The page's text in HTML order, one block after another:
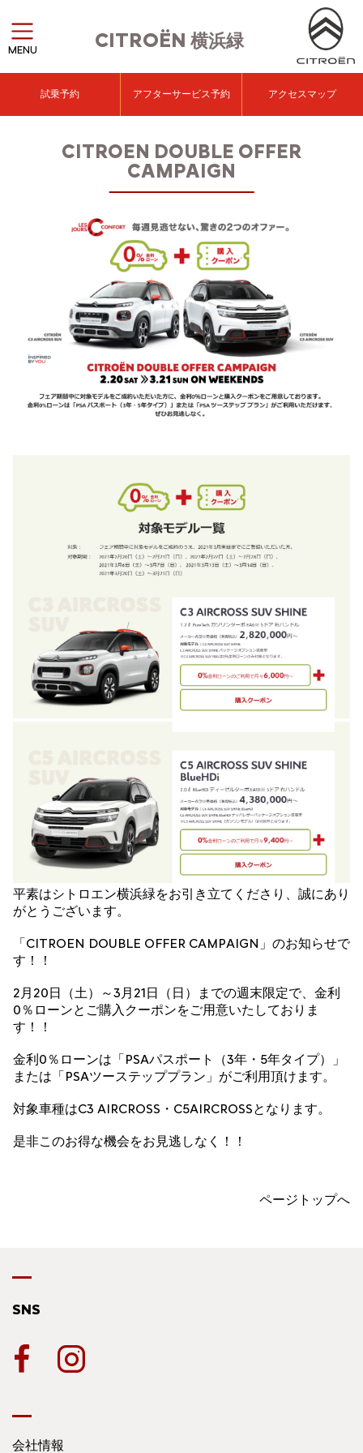
CITROËN 横浜緑
MENU
試乗予約 アフターサービス予約 アクセスマップ
CITROEN DOUBLE OFFER
CAMPAIGN
平素はシトロエン横浜緑をお引き立てくださり、誠にあり
がとうございます。
「CITROEN DOUBLE OFFER CAMPAIGN」のお知らせで
す！！
2月20日（土）～3月21日（日）までの週末限定で、金利
0％ローンとご購入クーポンをご用意いたしておりま
す！！
金利0％ローンは「PSAパスポート（3年・5年タイプ）」
または「PSAツーステッププラン」がご利用頂けます。
対象車種はC3 AIRCROSS・C5AIRCROSSとなります。
是非このお得な機会をお見逃しなく！！
ページトップへ
SNS
会社情報